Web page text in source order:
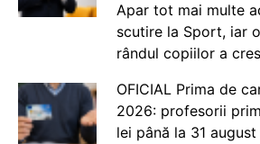
Apar tot mai multe
scutire la Sport, iar
rândul copiilor a
OFICIAL Prima de
2026: profesorii
lei până la 31